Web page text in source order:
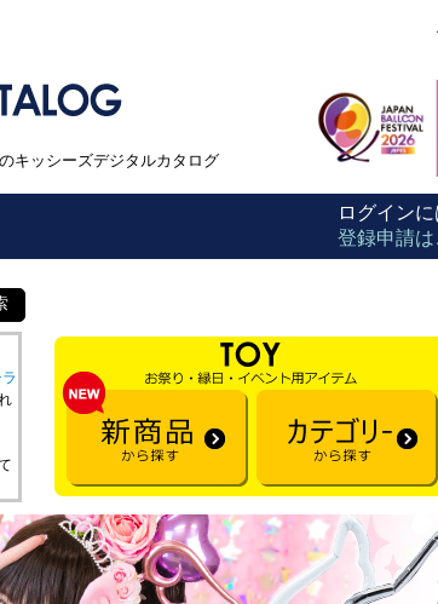
キッシーズデジタルカタログ
ログイン
登録申請は